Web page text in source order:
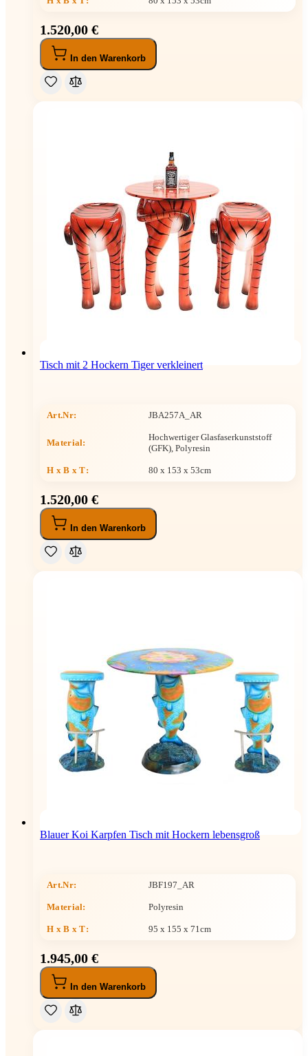
1.520,00 €
In den Warenkorb
Tisch mit 2 Hockern Tiger verkleinert
Art.Nr: JBA257A_AR
Material:
Hochwertiger Glasfaserkunststoff
(GFK), Polyresin
H x B x T: 80 x 153 x 53cm
1.520,00 €
In den Warenkorb
Blauer Koi Karpfen Tisch mit Hockern lebensgroß
Art.Nr: JBF197_AR
Material: Polyresin
H x B x T: 95 x 155 x 71cm
1.945,00 €
In den Warenkorb